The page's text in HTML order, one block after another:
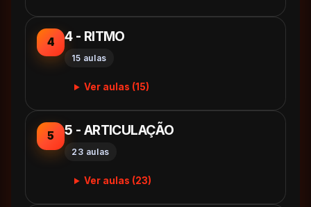
4 4 - RITMO
15 aulas
Ver aulas (15)
5 5 - ARTICULAÇÃO
23 aulas
Ver aulas (23)